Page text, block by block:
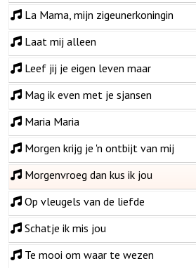
La Mama, mijn zigeunerkoningin
Laat mij alleen
Leef jij je eigen leven maar
Mag ik even met je sjansen
Maria Maria
Morgen krijg je 'n ontbijt van mij
Morgenvroeg dan kus ik jou
Op vleugels van de liefde
Schatje ik mis jou
Te mooi om waar te wezen